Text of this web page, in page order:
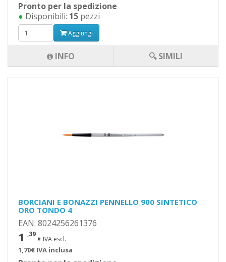
Pronto per la spedizione
● Disponibili: 15 pezzi
Aggiungi
INFO 🔍 SIMILI
BORCIANI E BONAZZI PENNELLO 900 SINTETICO
ORO TONDO 4
EAN: 8024256261376
1 ,39
€ IVA escl.
1,70€ IVA inclusa